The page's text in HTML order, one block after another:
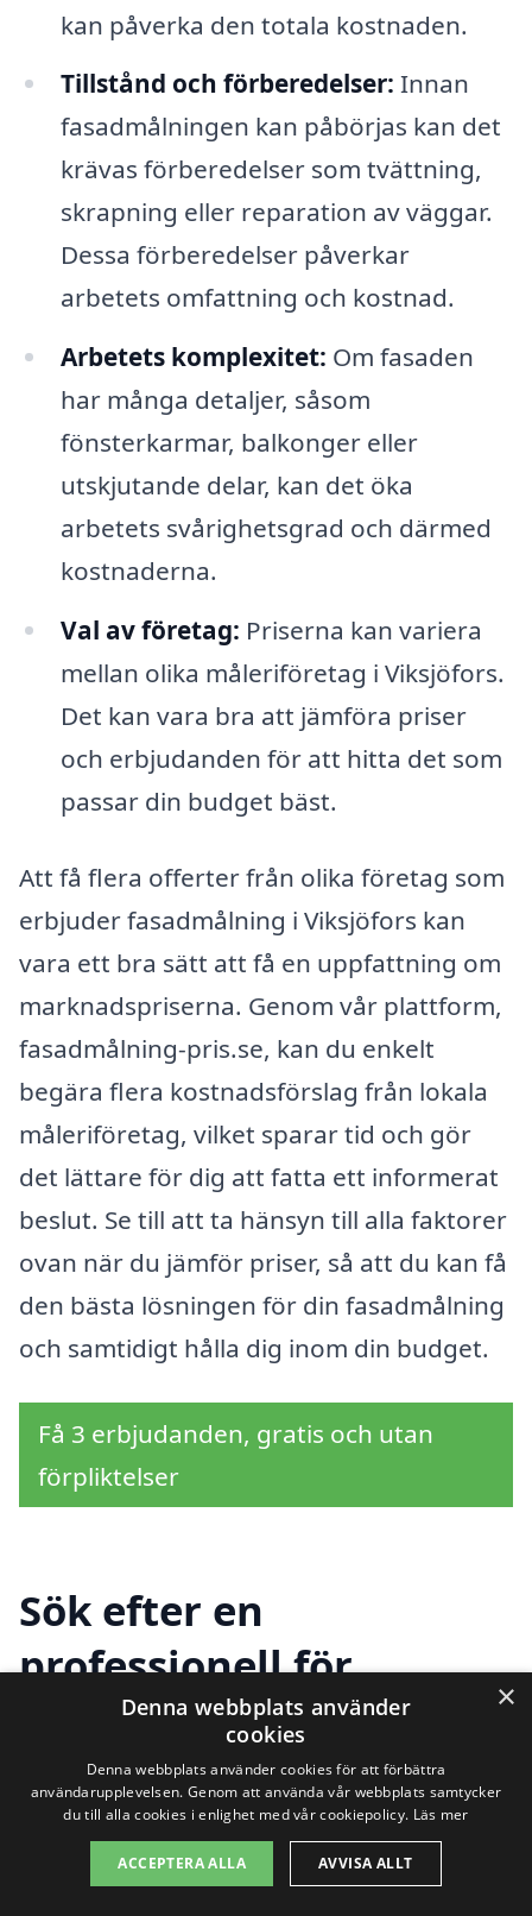
kan påverka den totala kostnaden.
Tillstånd och förberedelser: Innan
fasadmålningen kan påbörjas kan det
krävas förberedelser som tvättning,
skrapning eller reparation av väggar.
Dessa förberedelser påverkar
arbetets omfattning och kostnad.
Arbetets komplexitet: Om fasaden
har många detaljer, såsom
fönsterkarmar, balkonger eller
utskjutande delar, kan det öka
arbetets svårighetsgrad och därmed
kostnaderna.
Val av företag: Priserna kan variera
mellan olika måleriföretag i Viksjöfors.
Det kan vara bra att jämföra priser
och erbjudanden för att hitta det som
passar din budget bäst.
Att få flera offerter från olika företag som
erbjuder fasadmålning i Viksjöfors kan
vara ett bra sätt att få en uppfattning om
marknadspriserna. Genom vår plattform,
fasadmålning-pris.se, kan du enkelt
begära flera kostnadsförslag från lokala
måleriföretag, vilket sparar tid och gör
det lättare för dig att fatta ett informerat
beslut. Se till att ta hänsyn till alla faktorer
ovan när du jämför priser, så att du kan få
den bästa lösningen för din fasadmålning
och samtidigt hålla dig inom din budget.
Få 3 erbjudanden, gratis och utan
förpliktelser
Sök efter en
professionell för
fasadmålning i andra
städer nära Viksjöfors
Att hitta ett pålitligt företag för
×
Denna webbplats använder
cookies
Denna webbplats använder cookies för att förbättra
användarupplevelsen. Genom att använda vår webbplats samtycker
du till alla cookies i enlighet med vår cookiepolicy. Läs mer
ACCEPTERA ALLA AVVISA ALLT